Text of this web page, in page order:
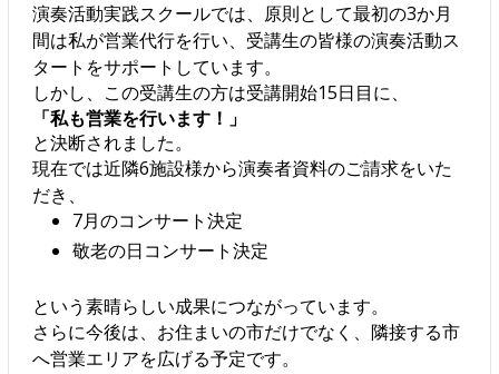
演奏活動実践スクールでは、原則として最初の3か月
間は私が営業代行を行い、受講生の皆様の演奏活動ス
タートをサポートしています。
しかし、この受講生の方は受講開始15日目に、
「私も営業を行います！」
と決断されました。
現在では近隣6施設様から演奏者資料のご請求をいた
だき、
7月のコンサート決定
敬老の日コンサート決定
という素晴らしい成果につながっています。
さらに今後は、お住まいの市だけでなく、隣接する市
へ営業エリアを広げる予定です。